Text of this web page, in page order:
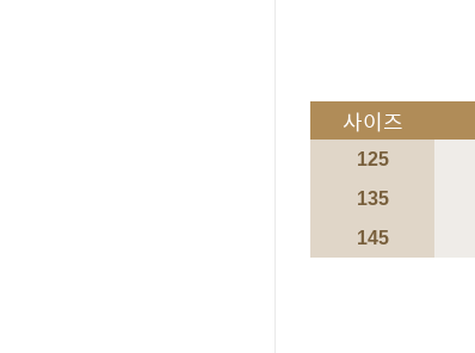
사이즈
125
135
145